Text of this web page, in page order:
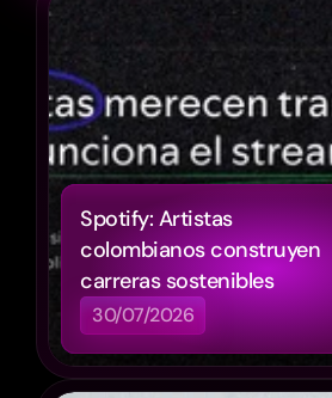
Spotify: Artistas
colombianos construyen
carreras sostenibles
30/07/2026